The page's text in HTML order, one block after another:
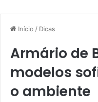
Início / Dicas
Armário de
modelos
o ambiente